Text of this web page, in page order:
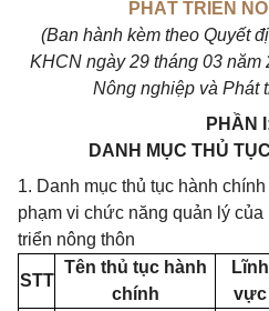
PHÁT TRIỂN
(Ban hành kèm theo Quyết
KHCN ngày 29 tháng 03
Nông nghiệp và Phát
PHẦN
DANH MỤC THỦ
1. Danh mục thủ tục hành
phạm vi chức năng quản lý
triển nông thôn
STT
Tên thủ tục hành
chính
Lĩnh
vực